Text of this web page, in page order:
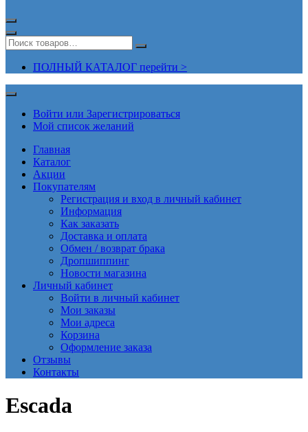
ПОЛНЫЙ КАТАЛОГ перейти >
Войти или Зарегистрироваться
Мой список желаний
Главная
Каталог
Акции
Покупателям
Регистрация и вход в личный кабинет
Информация
Как заказать
Доставка и оплата
Обмен / возврат брака
Дропшиппинг
Новости магазина
Личный кабинет
Войти в личный кабинет
Мои заказы
Мои адреса
Корзина
Оформление заказа
Отзывы
Контакты
Escada